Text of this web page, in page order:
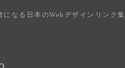
になる日本のWebデザインリンク集